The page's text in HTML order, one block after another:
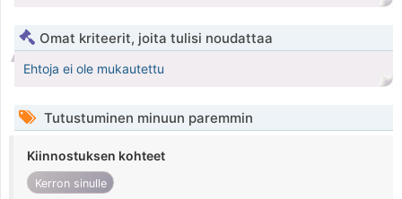
Omat kriteerit, joita tulisi noudattaa
Ehtoja ei ole mukautettu
Tutustuminen minuun paremmin
Kiinnostuksen kohteet
Kerron sinulle